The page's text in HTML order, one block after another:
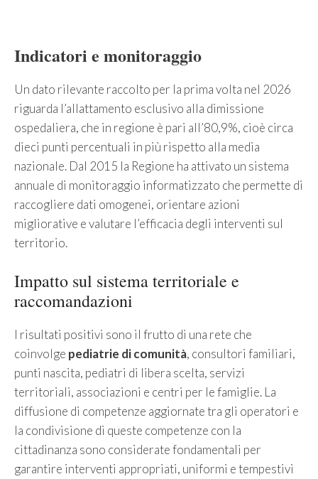
Indicatori e monitoraggio
Un dato rilevante raccolto per la prima volta nel 2026
riguarda l’allattamento esclusivo alla dimissione
ospedaliera, che in regione è pari all’80,9%, cioè circa
dieci punti percentuali in più rispetto alla media
nazionale. Dal 2015 la Regione ha attivato un sistema
annuale di monitoraggio informatizzato che permette di
raccogliere dati omogenei, orientare azioni
migliorative e valutare l’efficacia degli interventi sul
territorio.
Impatto sul sistema territoriale e
raccomandazioni
I risultati positivi sono il frutto di una rete che
coinvolge pediatrie di comunità, consultori familiari,
punti nascita, pediatri di libera scelta, servizi
territoriali, associazioni e centri per le famiglie. La
diffusione di competenze aggiornate tra gli operatori e
la condivisione di queste competenze con la
cittadinanza sono considerate fondamentali per
garantire interventi appropriati, uniformi e tempestivi